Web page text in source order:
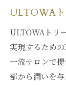
ULTOWAト
ULTOWAトリ
実現するため
一流サロンで
部から潤いを